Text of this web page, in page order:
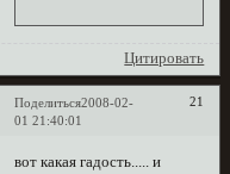
Цитировать
Поделиться 21
2008-02-
01 21:40:01
вот какая гадость..... и